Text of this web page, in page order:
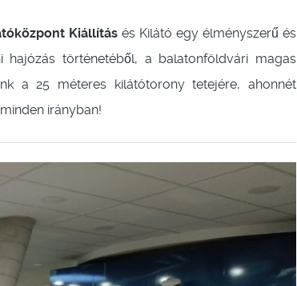
Kiállítás és Kilátó egy élményszerű és
történetéből, a balatonföldvári magas
a 25 méteres kilátótorony tetejére, ahonnét
irányban!